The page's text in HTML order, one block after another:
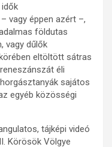
idők
vagy éppen azért –,
földutas
vagy dűlők
eltöltött sátras
éli
sajátos
egyéb közösségi
tájképi videó
Körösök Völgye